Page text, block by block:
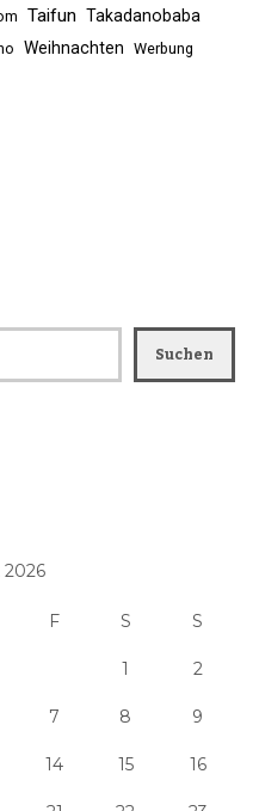
Taifun Takadanobaba
Weihnachten Werbung
Suchen
F S S
1 2
7 8 9
14 15 16